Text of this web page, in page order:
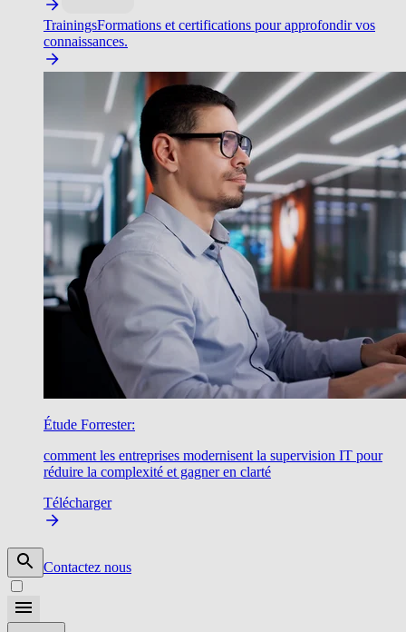
TrainingsFormations et certifications pour approfondir vos
connaissances.
Étude Forrester:
comment les entreprises modernisent la supervision IT pour
réduire la complexité et gagner en clarté
Télécharger
Contactez nous